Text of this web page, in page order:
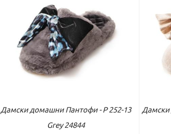
Виж повече
Дамски домашни Пантофи - P 252-13
Grey 24844
Дамски